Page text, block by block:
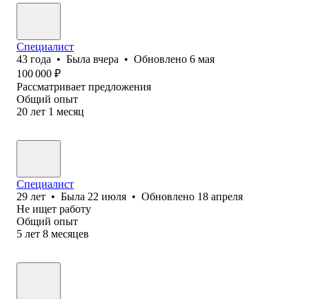
Специалист
43 года • Была вчера • Обновлено 6 мая
100 000 ₽
Рассматривает предложения
Общий опыт
20 лет 1 месяц
Специалист
29 лет • Была 22 июля • Обновлено 18 апреля
Не ищет работу
Общий опыт
5 лет 8 месяцев